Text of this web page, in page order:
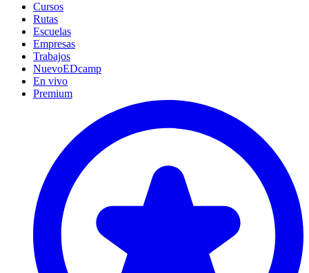
Cursos
Rutas
Escuelas
Empresas
Trabajos
NuevoEDcamp
En vivo
Premium